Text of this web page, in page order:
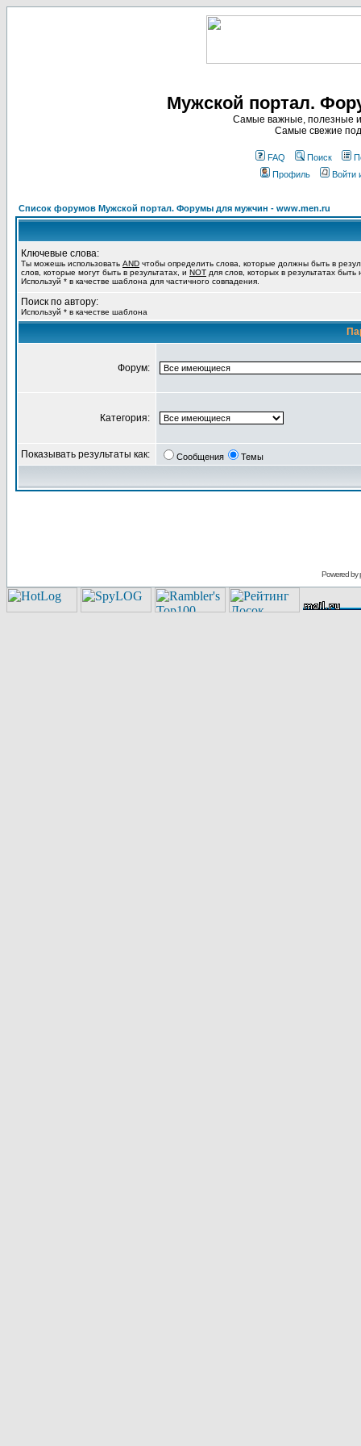
Мужской портал.
Самые важные, полезные и
Самые свежие
FAQ Поиск
Профиль
Войти
Список форумов Мужской портал. Форумы для мужчин - www.men.ru
Ключевые слова:
Ты можешь использовать AND чтобы определить слова, которые должны быть в
слов, которые могут быть в результатах, и NOT для слов, которых в результатах
Используй * в качестве шаблона для частичного совпадения.
Поиск по автору:
Используй * в качестве шаблона
Форум:
Категория:
Показывать результаты как: Сообщения Темы
Powered by